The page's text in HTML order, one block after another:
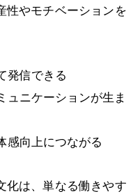
性やモチベーションを
発信できる
ュニケーションが生ま
感向上につながる
化は、単なる働きやす